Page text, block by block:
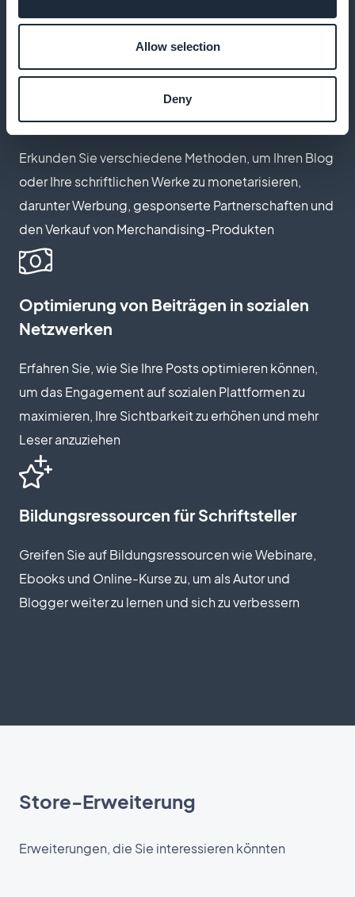
Allow selection
Deny
Schreibens funktioniert, auf dem neuesten Stand der
Nachrichten und Inhaltstrends
Monetarisierung Ihres Schreibens
Erkunden Sie verschiedene Methoden, um Ihren Blog
oder Ihre schriftlichen Werke zu monetarisieren,
darunter Werbung, gesponserte Partnerschaften und
den Verkauf von Merchandising-Produkten
Optimierung von Beiträgen in sozialen
Netzwerken
Erfahren Sie, wie Sie Ihre Posts optimieren können,
um das Engagement auf sozialen Plattformen zu
maximieren, Ihre Sichtbarkeit zu erhöhen und mehr
Leser anzuziehen
Bildungsressourcen für Schriftsteller
Greifen Sie auf Bildungsressourcen wie Webinare,
Ebooks und Online-Kurse zu, um als Autor und
Blogger weiter zu lernen und sich zu verbessern
Store-Erweiterung
Erweiterungen, die Sie interessieren könnten